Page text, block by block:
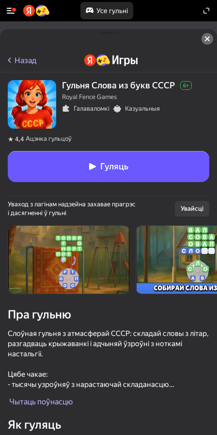
Усе гульні
Поиск Предметов: Журналистское Расследование
Назад
Гульня Слова из букв СССР 6+
Royal Fence Games
Галаваломкі
Казуальныя
4,4 Ацэнка гульцоў
Гуляць
Уваход з лагінам надзейна захавае прагрэс
і дасягненні ў гульні
Увайсці
Пра гульню
Слоўная гульня з атмасферай СССР: складай словы з літар,
разгадваць крыжаванкі і адчыняй ўзроўні з ноткамі
настальгіі.
Цябе чакае:
- тысячы узроўняў з нарастаючай складанасцю
дываном, вёска ў бабулі, кінатэатр і іншыя
- Збярыце сваю калекцыю слоў у асабістым слоўніку і
Чытаць поўнасцю
Як гуляць